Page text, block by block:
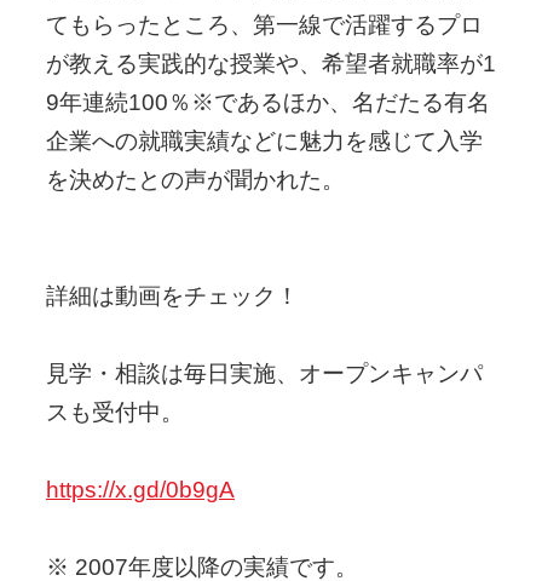
てもらったところ、第一線で活躍するプロ
が教える実践的な授業や、希望者就職率が1
9年連続100％※であるほか、名だたる有名
企業への就職実績などに魅力を感じて入学
を決めたとの声が聞かれた。
詳細は動画をチェック！
見学・相談は毎日実施、オープンキャンパ
スも受付中。
https://x.gd/0b9gA
※ 2007年度以降の実績です。